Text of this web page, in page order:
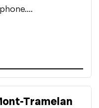
Tramelan